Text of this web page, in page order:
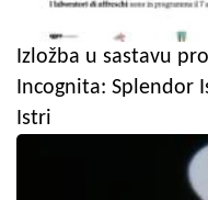
Izložba u sastavu
Incognita: Splendor
Istri